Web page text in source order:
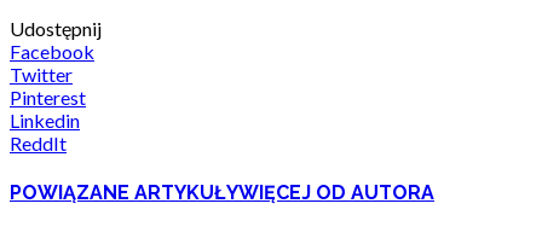
Udostępnij
Facebook
Twitter
Pinterest
Linkedin
ReddIt
POWIĄZANE ARTYKUŁYWIĘCEJ OD AUTORA